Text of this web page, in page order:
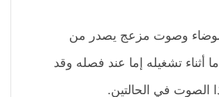
وصوت مزعج يصدر من
أثناء تشغيله إما عند فصله وقد
الصوت في الحالتين.